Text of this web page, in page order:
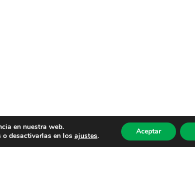
en nuestra web.
o desactivarlas en losajustes. Aceptar